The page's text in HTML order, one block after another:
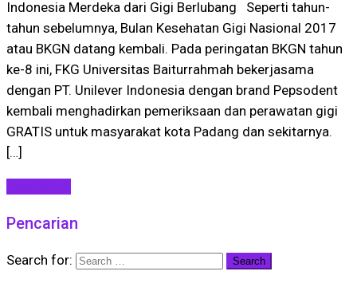
Indonesia Merdeka dari Gigi Berlubang Seperti tahun-
tahun sebelumnya, Bulan Kesehatan Gigi Nasional 2017
atau BKGN datang kembali. Pada peringatan BKGN tahun
ke-8 ini, FKG Universitas Baiturrahmah bekerjasama
dengan PT. Unilever Indonesia dengan brand Pepsodent
kembali menghadirkan pemeriksaan dan perawatan gigi
GRATIS untuk masyarakat kota Padang dan sekitarnya.
[…]
Pencarian
Search for: